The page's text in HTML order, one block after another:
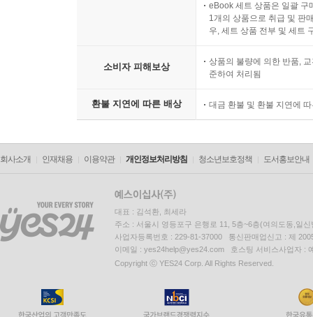
eBook 세트 상품은 일괄 구
1개의 상품으로 취급 및 판
우, 세트 상품 전부 및 세트
소비자 피해보상
상품의 불량에 의한 반품,
준하여 처리됨
환불 지연에 따른 배상 대금 환불 및 환불 지연에
회사소개 인재채용 이용약관 개인정보처리방침 청소년보호정책 도서홍보안내
대표 : 김석환, 최세라
주소 : 서울시 영등포구 은행로 11, 5층~6층(여의도동,일신
사업자등록번호 : 229-81-37000 통신판매업신고 : 제
이메일 : yes24help@yes24.com 호스팅 서비스사업자 :
Copyright ⓒ YES24 Corp. All Rights Reserved.